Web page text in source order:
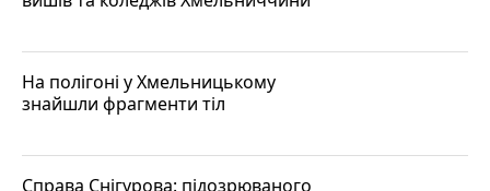
На полігоні у Хмельницькому
знайшли фрагменти тіл
Справа Снігурова: підозрюваного